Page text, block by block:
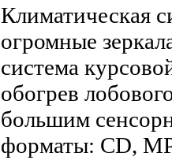
Климатическая
огромные
система
обогрев
большим
форматы: CD,